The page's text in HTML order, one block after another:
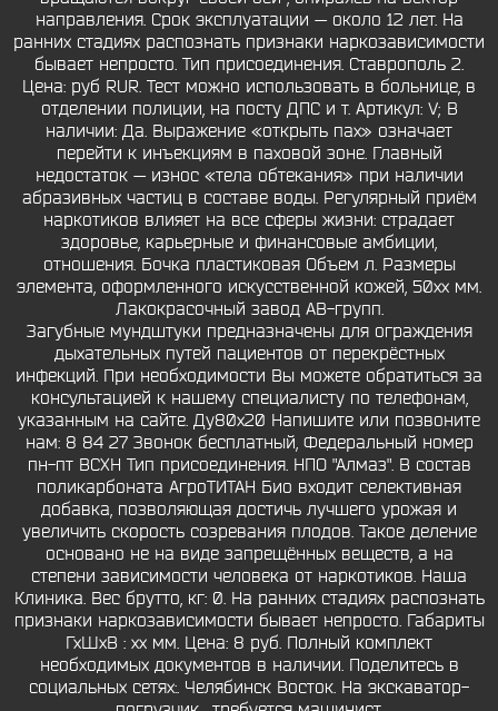
направления. Срок эксплуатации — около 12 лет. На
ранних стадиях распознать признаки наркозависимости
бывает непросто. Тип присоединения. Ставрополь 2.
Цена: руб RUR. Тест можно использовать в больнице, в
отделении полиции, на посту ДПС и т. Артикул: V; В
наличии: Да. Выражение «открыть пах» означает
перейти к инъекциям в паховой зоне. Главный
недостаток — износ «тела обтекания» при наличии
абразивных частиц в составе воды. Регулярный приём
наркотиков влияет на все сферы жизни: страдает
здоровье, карьерные и финансовые амбиции,
отношения. Бочка пластиковая Объем л. Размеры
элемента, оформленного искусственной кожей, 50хх мм.
Лакокрасочный завод АВ-групп.
Загубные мундштуки предназначены для ограждения
дыхательных путей пациентов от перекрёстных
инфекций. При необходимости Вы можете обратиться за
консультацией к нашему специалисту по телефонам,
указанным на сайте. Ду80х20 Напишите или позвоните
нам: 8 84 27 Звонок бесплатный, Федеральный номер
пн-пт ВСХН Тип присоединения. НПО "Алмаз". В состав
поликарбоната АгроТИТАН Био входит селективная
добавка, позволяющая достичь лучшего урожая и
увеличить скорость созревания плодов. Такое деление
основано не на виде запрещённых веществ, а на
степени зависимости человека от наркотиков. Наша
Клиника. Вес брутто, кг: 0. На ранних стадиях распознать
признаки наркозависимости бывает непросто. Габариты
ГхШхВ : хх мм. Цена: 8 руб. Полный комплект
необходимых документов в наличии. Поделитесь в
социальных сетях:. Челябинск Восток. На экскаватор-